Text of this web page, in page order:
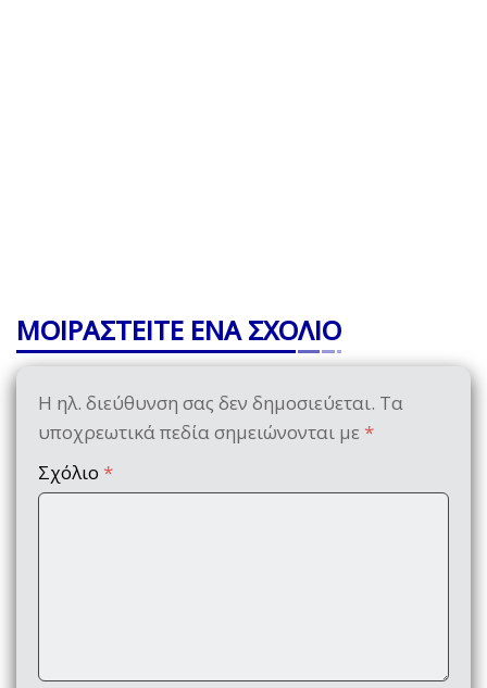
ΜΟΙΡΑΣΤΕΙΤΕ ΕΝΑ ΣΧΟΛΙΟ
Η ηλ. διεύθυνση σας δεν δημοσιεύεται. Τα
υποχρεωτικά πεδία σημειώνονται με *
Σχόλιο *